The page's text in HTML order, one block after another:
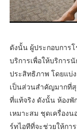
ดังนั้น ผู้ประกอบการ
บริการเพื่อให้บริการ
ประสิทธิภาพ โดยแบ่
เป็นส่วนสำคัญมากที่สุ
ที่แท้จริง ดังนั้น ห้องพั
เหมาะสม ชุดเครื่อง
ร์ทไอทีที่จะช่วยให้กา